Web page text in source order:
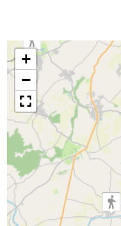
Trier par
Horodatage
+
−